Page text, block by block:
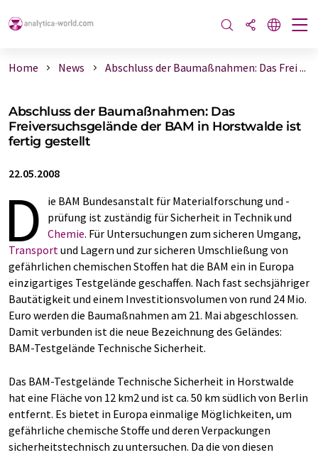
Home News Abschluss der Baumaßnahmen: Das Frei ...
Abschluss der Baumaßnahmen: Das
Freiversuchsgelände der BAM in Horstwalde ist
fertig gestellt
22.05.2008
D
ie BAM Bundesanstalt für Materialforschung und -
prüfung ist zuständig für Sicherheit in Technik und
Chemie. Für Untersuchungen zum sicheren Umgang,
Transportund Lagern und zur sicheren Umschließung von
gefährlichen chemischen Stoffen hat die BAM ein in Europa
einzigartiges Testgelände geschaffen. Nach fast sechsjähriger
Bautätigkeit und einem Investitionsvolumen von rund 24 Mio.
Euro werden die Baumaßnahmen am 21. Mai abgeschlossen.
Damit verbunden ist die neue Bezeichnung des Geländes:
BAM-Testgelände Technische Sicherheit.
Das BAM-Testgelände Technische Sicherheit in Horstwalde
hat eine Fläche von 12 km2 und ist ca. 50 km südlich von Berlin
entfernt. Es bietet in Europa einmalige Möglichkeiten, um
gefährliche chemische Stoffe und deren Verpackungen
sicherheitstechnisch zu untersuchen. Da die von diesen